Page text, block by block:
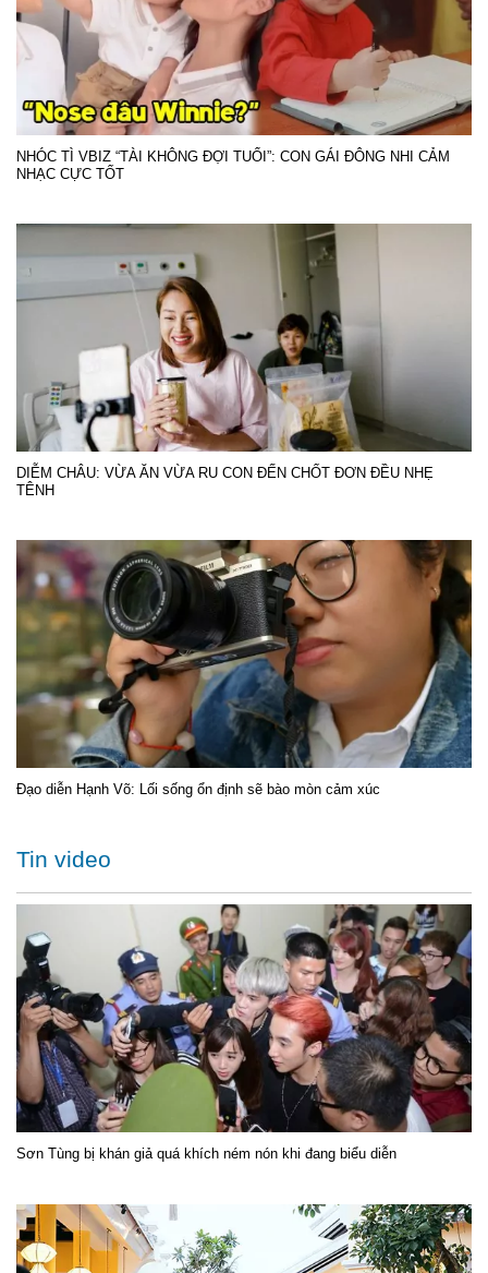
NHÓC TÌ VBIZ “TÀI KHÔNG ĐỢI TUỔI”: CON GÁI ĐÔNG NHI CẢM
NHẠC CỰC TỐT
DIỄM CHÂU: VỪA ĂN VỪA RU CON ĐẾN CHỐT ĐƠN ĐỀU NHẸ
TÊNH
Đạo diễn Hạnh Võ: Lối sống ổn định sẽ bào mòn cảm xúc
Tin video
Sơn Tùng bị khán giả quá khích ném nón khi đang biểu diễn